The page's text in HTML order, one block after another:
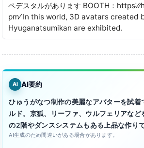
ペデスタルがあります BOOTH：
pm⁄ In this world‚ 3D avatars created
Hyuganatsumikan are exhibited․
AI AI要約
ひゅうがなつ制作の美麗なアバターを試着
ルド。京狐、リーファ、ウルフェリアなど
の2階やダンスシステムもある上品な作りで
AI生成のため間違いがある場合があります。